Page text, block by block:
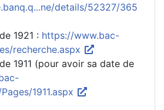
details/52327/365
1921 : https://www.bac-
recherche.aspx
1911 (pour avoir sa date de
1911.aspx